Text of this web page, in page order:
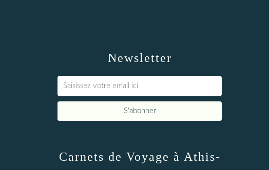
Newsletter
Carnets de Voyage à Athis-